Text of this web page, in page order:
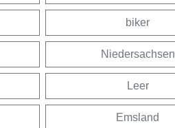
biker
Niedersachsen
Leer
Emsland